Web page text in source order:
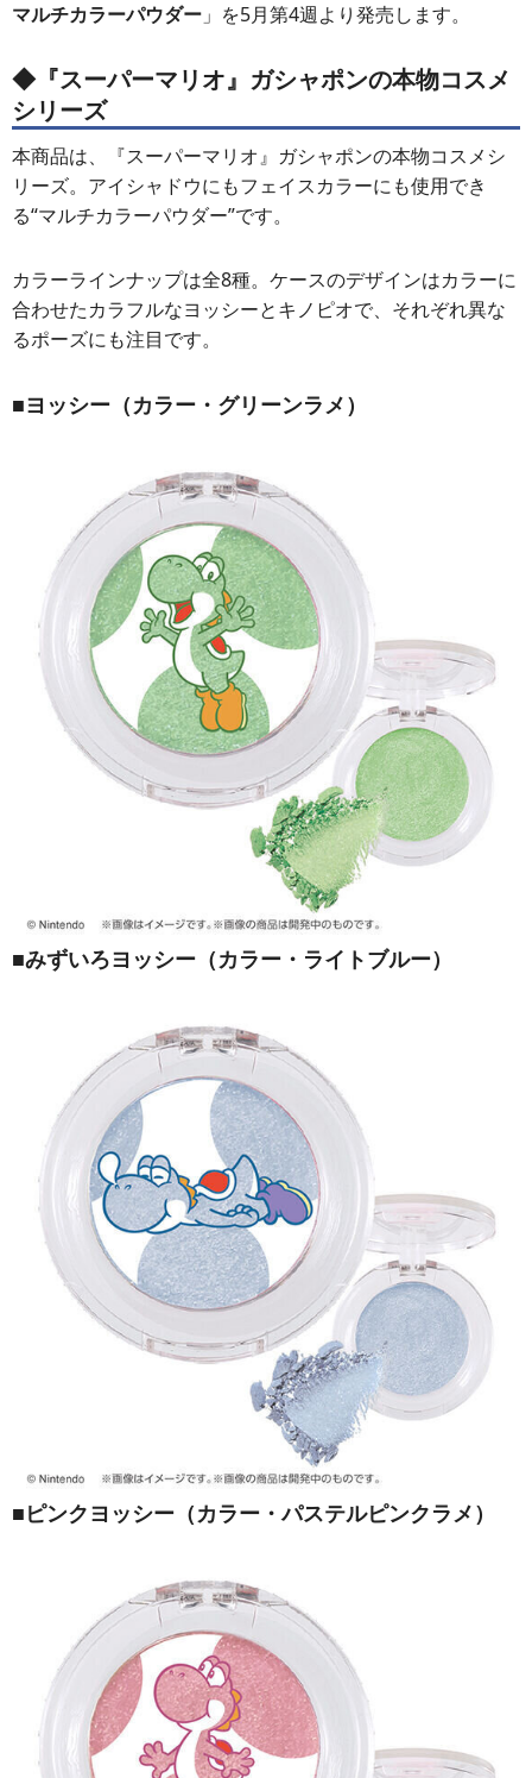
マルチカラーパウダー 」を5月第4週より発売します。
◆『スーパーマリオ』ガシャポンの本物コスメ
シリーズ
本商品は、『スーパーマリオ』ガシャポンの本物コスメシ
リーズ。アイシャドウにもフェイスカラーにも使用でき
る“マルチカラーパウダー”です。
カラーラインナップは全8種。ケースのデザインはカラーに
合わせたカラフルなヨッシーとキノピオで、それぞれ異な
るポーズにも注目です。
■ヨッシー（カラー・グリーンラメ）
■みずいろヨッシー（カラー・ライトブルー）
■ピンクヨッシー（カラー・パステルピンクラメ）